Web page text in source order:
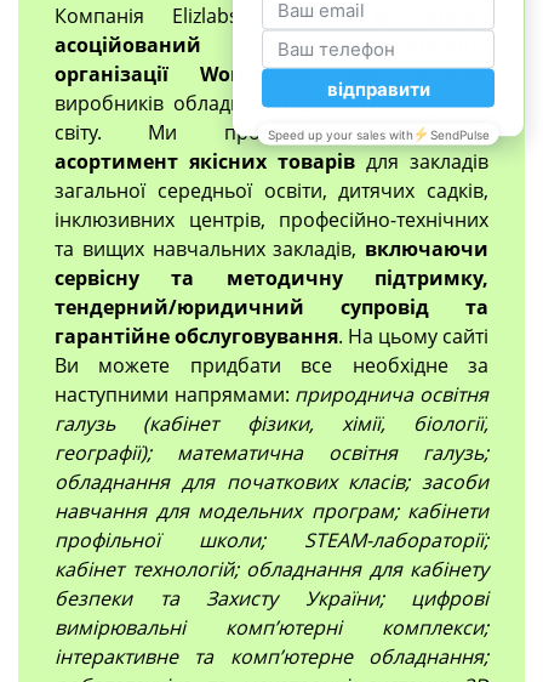
Компанія Elizlabs
єдиний в Україні
асоційований член міжнародної
організації Worlddidac, яка об'єднує
виробників обладнання для освіти з усього
світу. Ми пропонуємоширокий
асортимент якісних товарів для закладів
загальної середньої освіти, дитячих садків,
інклюзивних центрів, професійно-технічних
та вищих навчальних закладів, включаючи
сервісну та методичну підтримку,
тендерний/юридичний супровід та
гарантійне обслуговування. На цьому сайті
Ви можете придбати все необхідне за
наступними напрямами: природнича освітня
галузь (кабінет фізики, хімії, біології,
географії); математична освітня галузь;
обладнання для початкових класів; засоби
навчання для модельних програм; кабінети
профільної школи; STEAM-лабораторії;
кабінет технологій; обладнання для кабінету
безпеки та Захисту України; цифрові
вимірювальні компʼютерні комплекси;
інтерактивне та комп’ютерне обладнання;